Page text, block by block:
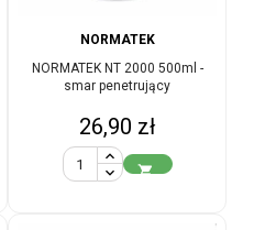
NORMATEK
NORMATEK NT 2000 500ml -
smar penetrujący
Cena
26,90 zł
